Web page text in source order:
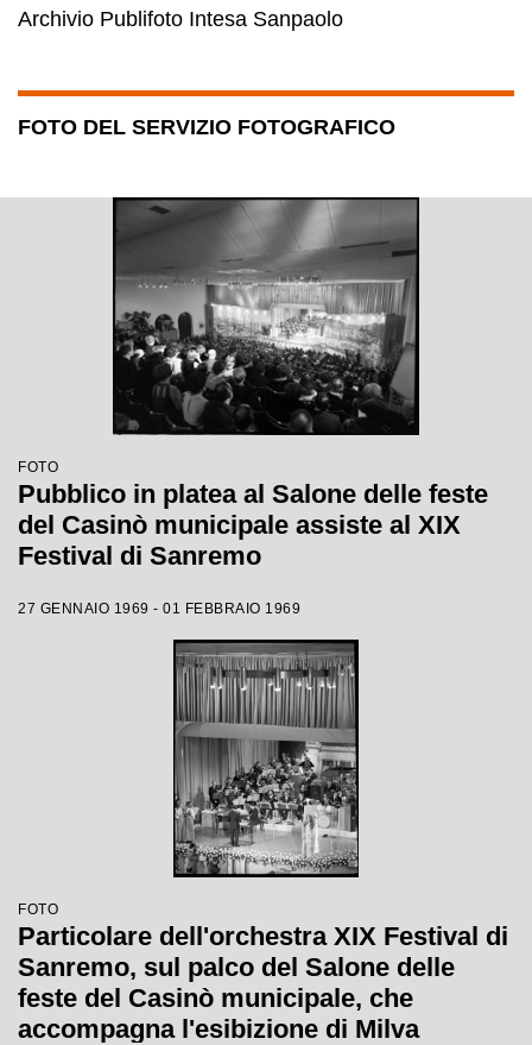
Archivio Publifoto Intesa Sanpaolo
FOTO DEL SERVIZIO FOTOGRAFICO
FOTO
Pubblico in platea al Salone delle feste
del Casinò municipale assiste al XIX
Festival di Sanremo
27 GENNAIO 1969 - 01 FEBBRAIO 1969
FOTO
Particolare dell'orchestra XIX Festival di
Sanremo, sul palco del Salone delle
feste del Casinò municipale, che
accompagna l'esibizione di Milva